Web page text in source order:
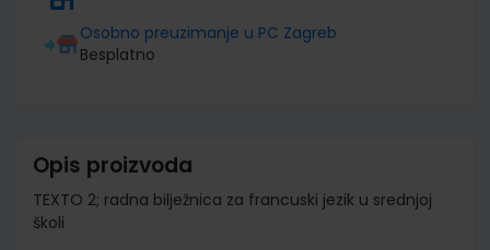
Osobno preuzimanje u PC Zagreb
Besplatno
Opis proizvoda
TEXTO 2; radna bilježnica za francuski jezik u srednjoj
školi